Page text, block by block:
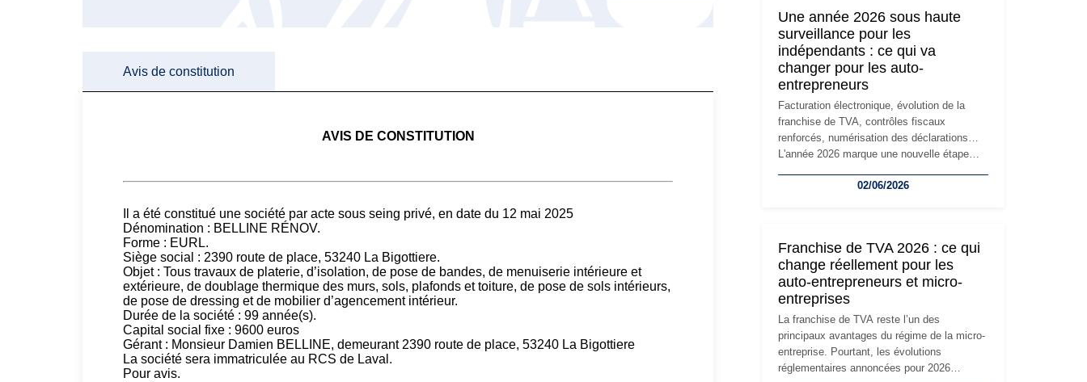
Avis de constitution
AVIS DE CONSTITUTION
Il a été constitué une société par acte sous seing privé, en date du 12 mai 2025
Dénomination : BELLINE RÉNOV.
Forme : EURL.
Siège social : 2390 route de place, 53240 La Bigottiere.
Objet : Tous travaux de platerie, d’isolation, de pose de bandes, de menuiserie intérieure et
extérieure, de doublage thermique des murs, sols, plafonds et toiture, de pose de sols intérieurs,
de pose de dressing et de mobilier d’agencement intérieur.
Durée de la société : 99 année(s).
Capital social fixe : 9600 euros
Gérant : Monsieur Damien BELLINE, demeurant 2390 route de place, 53240 La Bigottiere
La société sera immatriculée au RCS de Laval.
Pour avis.
siège social répond souvent à une nouvelle
étape de la vie de l'entreprise et implique
plusieurs formalités obligatoires.
Une année 2026 sous haute
surveillance pour les
indépendants : ce qui va
changer pour les auto-
entrepreneurs
Facturation électronique, évolution de la
franchise de TVA, contrôles fiscaux
renforcés, numérisation des déclarations…
L'année 2026 marque une nouvelle étape
travailleurs indépendants. Si le régime de la
réglementaire plus exigeant. Décryptage des
principaux changements et des précautions
à prendre pour éviter les mauvaises
surprises.
02/06/2026
Franchise de TVA 2026 : ce qui
change réellement pour les
auto-entrepreneurs et micro-
entreprises
La franchise de TVA reste l’un des
principaux avantages du régime de la micro-
entreprise. Pourtant, les évolutions
réglementaires annoncées pour 2026